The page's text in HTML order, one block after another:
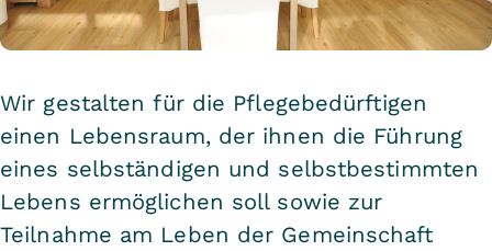
Wir gestalten für die Pflegebedürftigen
einen Lebensraum, der ihnen die Führung
eines selbständigen und selbstbestimmten
Lebens ermöglichen soll sowie zur
Teilnahme am Leben der Gemeinschaft